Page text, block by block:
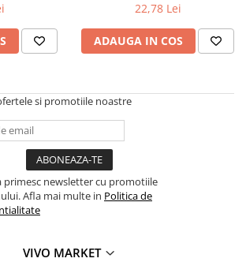
22,78 Lei
ADAUGA IN COS
si promotiile noastre
primesc newsletter cu promotiile
Afla mai multe in Politica de
VIVO MARKET